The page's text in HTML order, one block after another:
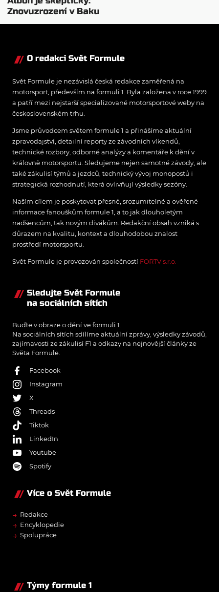
Znovuzrození v Baku
nepovažuje za reálne
O redakci Svět Formule
Svět Formule je nezávislá česká redakce zaměřená na
motorsport, především na formuli 1. Byla založena v roce 1999
a patří mezi nejstarší specializované motorsportové weby na
československém trhu.
Jsme průvodcem světem formule 1 a přinášíme aktuální
zpravodajství, detailní reporty ze závodních víkendů,
technické rozbory, odborné analýzy a komentáře k dění v
královně motorsportu. Sledujeme nejen samotné závody, ale
také zákulisí týmů a jezdců, technický vývoj monopostů i
strategická rozhodnutí, která ovlivňují výsledky sezóny.
Naším cílem je poskytovat přesné, srozumitelné a ověřené
informace fanouškům formule 1, a to jak dlouholetým
nadšencům, tak novým divákům. Redakční obsah vzniká s
důrazem na kvalitu, kontext a dlouhodobou znalost
prostředí motorsportu.
Svět Formule je provozován společností FORTV s.r.o.
Sledujte Svět Formule
na sociálních sítích
Buďte v obraze o dění ve formuli 1.
Na sociálních sítích sdílíme aktuální zprávy, výsledky závodů,
zajímavosti ze zákulisí F1 a odkazy na nejnovější články ze
Světa Formule.
Facebook
Instagram
X
Threads
Tiktok
LinkedIn
Youtube
Spotify
Více o Svět Formule
→ Redakce
→ Encyklopedie
→ Spolupráce
Týmy formule 1